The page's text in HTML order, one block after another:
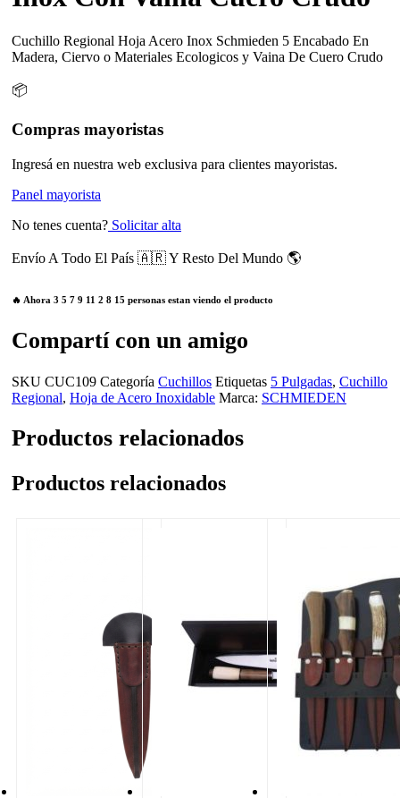
Cuchillo Regional Hoja Acero Inox Schmieden 5 Encabado En
Madera, Ciervo o Materiales Ecologicos y Vaina De Cuero Crudo
📦
Compras mayoristas
Ingresá en nuestra web exclusiva para clientes mayoristas.
Panel mayorista
No tenes cuenta? Solicitar alta
Envío A Todo El País 🇦🇷 Y Resto Del Mundo 🌎
🔥 Ahora 3 5 7 9 11 2 8 15 personas estan viendo el producto
Compartí con un amigo
SKU CUC109 Categoría Cuchillos Etiquetas 5 Pulgadas, Cuchillo
Regional, Hoja de Acero Inoxidable Marca: SCHMIEDEN
Productos relacionados
Productos relacionados